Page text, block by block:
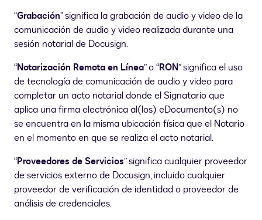
“Grabación” significa la grabación de audio y video de la
comunicación de audio y video realizada durante una
sesión notarial de Docusign.
“Notarización Remota en Línea” o “RON” significa el uso
de tecnología de comunicación de audio y video para
completar un acto notarial donde el Signatario que
aplica una firma electrónica al(los) eDocumento(s) no
se encuentra en la misma ubicación física que el Notario
en el momento en que se realiza el acto notarial.
“Proveedores de Servicios” significa cualquier proveedor
de servicios externo de Docusign, incluido cualquier
proveedor de verificación de identidad o proveedor de
análisis de credenciales.